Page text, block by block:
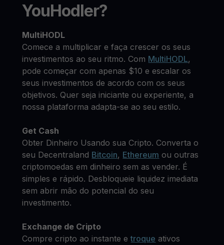
YouHodler?
MultiHODL
Comece a multiplicar e faça crescer os seus
investimentos ao seu ritmo. Com MultiHODL,
pode começar com apenas $10 e escalar os
seus investimentos de acordo com os seus
objetivos. Quer seja iniciante ou experiente, a
nossa plataforma adapta-se ao seu estilo.
Get Cash
Obter Dinheiro Usando sua Cripto. Converta o
seu Decentraland Bitcoin, Ethereum ou outras
criptomoedas em dinheiro sem as vender. É
simples e rápido. Desbloqueie liquidez imediata
sem abrir mão do potencial do seu
investimento.
Exchange de Cripto
Compre cripto ao instante etroque ativos